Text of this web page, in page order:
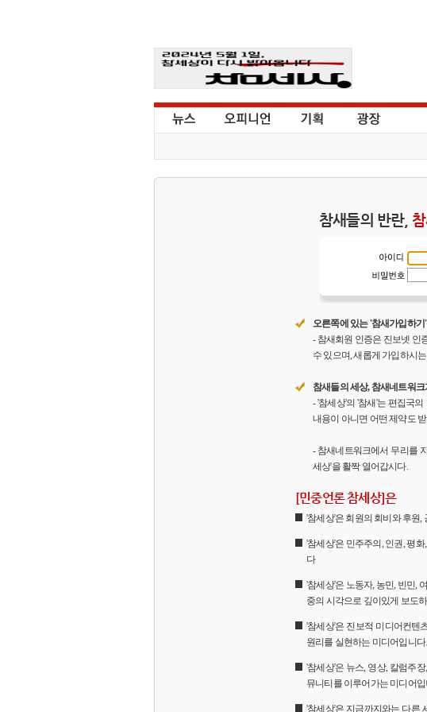
참새들의 반란,
오른쪽에 있는 '참새가입하
- 참새회원 인증은 진보넷 인
수 있으며, 새롭게 가입하시
참새들의 세상, 참새네트워
- '참세상'의 '참새'는 편집국
내용이 아니면 어떤 제약도
- 참새네트워크에서 무리를
세상'을 활짝 열어갑시다.
[민중언론 참세상]은
'참세상'은 회원의 회비와 후원
'참세상'은 민주주의, 인권, 평
다
'참세상'은 노동자, 농민, 빈민,
중의 시각으로 깊이있게 보도
'참세상'은 진보적 미디어컨텐
원리를 실현하는 미디어입니다.
'참세상'은 뉴스, 영상, 칼럼주
뮤니티를 이루어가는 미디어입
'참세상'은 지금까지와는 다른